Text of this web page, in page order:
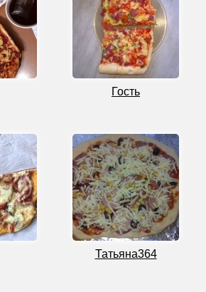
Гость
Татьяна364